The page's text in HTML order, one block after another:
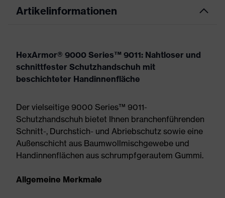
Artikelinformationen
HexArmor® 9000 Series™ 9011: Nahtloser und
schnittfester Schutzhandschuh mit
beschichteter Handinnenfläche
Der vielseitige 9000 Series™ 9011-
Schutzhandschuh bietet Ihnen branchenführenden
Schnitt-, Durchstich- und Abriebschutz sowie eine
Außenschicht aus Baumwollmischgewebe und
Handinnenflächen aus schrumpfgerautem Gummi.
Allgemeine Merkmale